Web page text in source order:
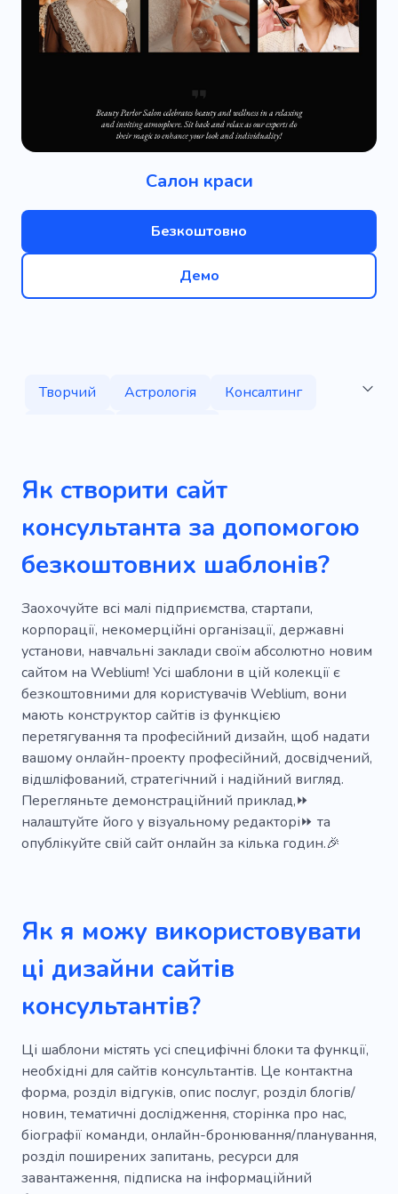
Салон краси
Безкоштовно
Демо
Творчий Астрологія
Консалтинг
Аналітика
Стиліст
Унікальний
Особистий
Мода Дрес-код
Успіх
Керівництво
Кабінет для переговорів
Команда
Економіка
Інвестиції
Підтримка бізнесу
Краса
Демонструвати
Маркетинг
Аналіз ринку
Модний консультант
Особистий шопер
Модний стиліст
Куратор одягу
Гардероб стиліст
Інформативний
Блог
Капсульний гардероб
Натальна карта
Каталог одягу
Одяг
Блакитний
Жіночність
Взуття
Майстерність
Підприємець
Консультація
Системи живлення
Стратап
Підвищення
Зростання
Передбачення
Бізнесмен
Персонал
Збільшення прибутку
Інвестор Спікер
Як створити сайт
консультанта за допомогою
безкоштовних шаблонів?
Заохочуйте всі малі підприємства, стартапи,
корпорації, некомерційні організації, державні
установи, навчальні заклади своїм абсолютно новим
сайтом на Weblium! Усі шаблони в цій колекції є
безкоштовними для користувачів Weblium, вони
мають конструктор сайтів із функцією
перетягування та професійний дизайн, щоб надати
вашому онлайн-проекту професійний, досвідчений,
відшліфований, стратегічний і надійний вигляд.
Перегляньте демонстраційний приклад,⏩
налаштуйте його у візуальному редакторі⏩ та
опублікуйте свій сайт онлайн за кілька годин.🎉
Як я можу використовувати
ці дизайни сайтів
консультантів?
Ці шаблони містять усі специфічні блоки та функції,
необхідні для сайтів консультантів. Це контактна
форма, розділ відгуків, опис послуг, розділ блогів/
новин, тематичні дослідження, сторінка про нас,
біографії команди, онлайн-бронювання/планування,
розділ поширених запитань, ресурси для
завантаження, підписка на інформаційний